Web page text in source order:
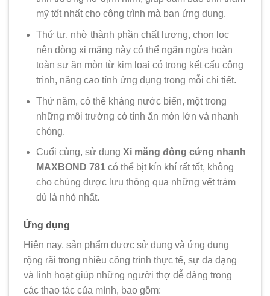
mỹ tốt nhất cho công trình mà bạn ứng dụng.
Thứ tư, nhờ thành phần chất lượng, chọn lọc
nên dòng xi măng này có thể ngăn ngừa hoàn
toàn sự ăn mòn từ kim loại có trong kết cấu công
trình, nâng cao tính ứng dụng trong mỗi chi tiết.
Thứ năm, có thể kháng nước biển, một trong
những môi trường có tính ăn mòn lớn và nhanh
chóng.
Cuối cùng, sử dụng Xi măng đông cứng nhanh
MAXBOND 781có thể bịt kín khí rất tốt, không
cho chúng được lưu thông qua những vết trám
dù là nhỏ nhất.
Ứng dụng
Hiện nay, sản phẩm được sử dụng và ứng dụng
rộng rãi trong nhiều công trình thực tế, sự đa dạng
và linh hoạt giúp những người thợ dễ dàng trong
các thao tác của mình, bao gồm: